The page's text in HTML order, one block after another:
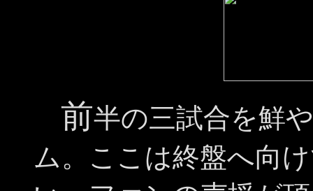
前半の三試合を鮮
ム。ここは終盤へ向